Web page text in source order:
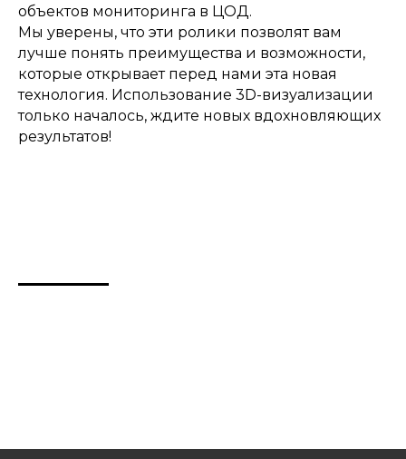
объектов мониторинга в ЦОД.
Мы уверены, что эти ролики позволят вам
лучше понять преимущества и возможности,
которые открывает перед нами эта новая
технология. Использование 3D-визуализации
только началось, ждите новых вдохновляющих
результатов!